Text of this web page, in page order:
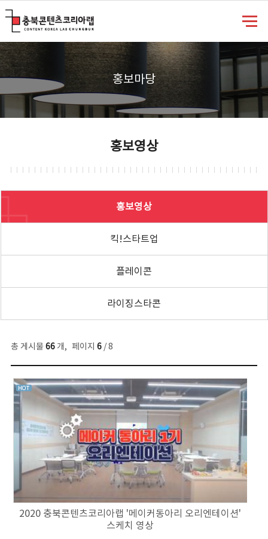
홍보마당
홍보영상
홍보영상
킥!스타트업
플레이콘
라이징스타콘
총 게시물 66개, 페이지 6/ 8
2020 충북콘텐츠코리아랩 '메이커동아리 오리엔테이션'
스케치 영상